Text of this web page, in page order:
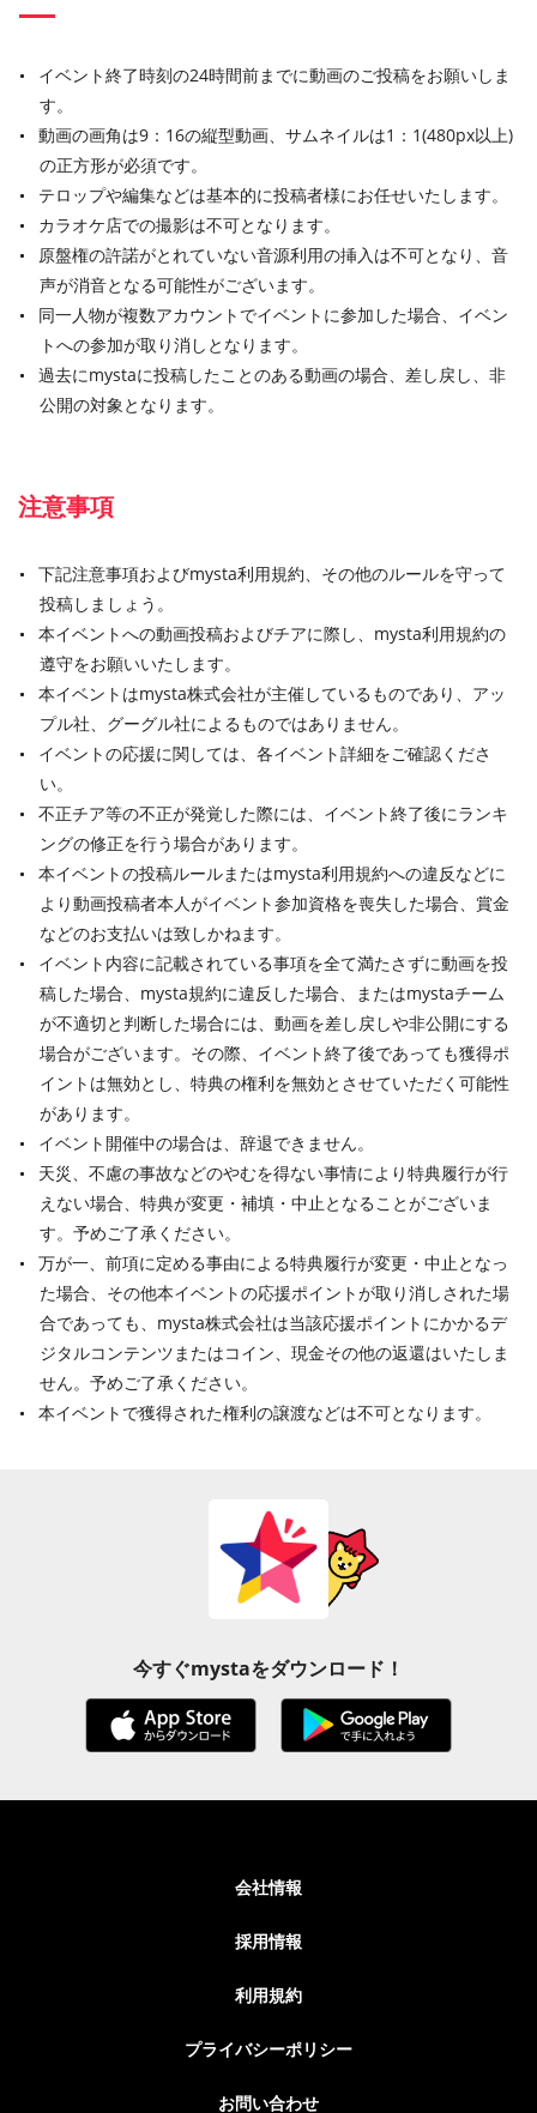
イベント終了時刻の24時間前までに動画のご投稿をお願いしま
す。
動画の画角は9：16の縦型動画、サムネイルは1：1(480px以上)
の正方形が必須です。
テロップや編集などは基本的に投稿者様にお任せいたします。
カラオケ店での撮影は不可となります。
原盤権の許諾がとれていない音源利用の挿入は不可となり、音
声が消音となる可能性がございます。
同一人物が複数アカウントでイベントに参加した場合、イベン
トへの参加が取り消しとなります。
過去にmystaに投稿したことのある動画の場合、差し戻し、非
公開の対象となります。
注意事項
下記注意事項およびmysta利用規約、その他のルールを守って
投稿しましょう。
本イベントへの動画投稿およびチアに際し、mysta利用規約の
遵守をお願いいたします。
本イベントはmysta株式会社が主催しているものであり、アッ
プル社、グーグル社によるものではありません。
イベントの応援に関しては、各イベント詳細をご確認くださ
い。
不正チア等の不正が発覚した際には、イベント終了後にランキ
ングの修正を行う場合があります。
本イベントの投稿ルールまたはmysta利用規約への違反などに
より動画投稿者本人がイベント参加資格を喪失した場合、賞金
などのお支払いは致しかねます。
イベント内容に記載されている事項を全て満たさずに動画を投
稿した場合、mysta規約に違反した場合、またはmystaチーム
が不適切と判断した場合には、動画を差し戻しや非公開にする
場合がございます。その際、イベント終了後であっても獲得ポ
イントは無効とし、特典の権利を無効とさせていただく可能性
があります。
イベント開催中の場合は、辞退できません。
天災、不慮の事故などのやむを得ない事情により特典履行が行
えない場合、特典が変更・補填・中止となることがございま
す。予めご了承ください。
万が一、前項に定める事由による特典履行が変更・中止となっ
た場合、その他本イベントの応援ポイントが取り消しされた場
合であっても、mysta株式会社は当該応援ポイントにかかるデ
ジタルコンテンツまたはコイン、現金その他の返還はいたしま
せん。予めご了承ください。
本イベントで獲得された権利の譲渡などは不可となります。
今すぐmystaをダウンロード！
会社情報
採用情報
利用規約
プライバシーポリシー
お問い合わせ